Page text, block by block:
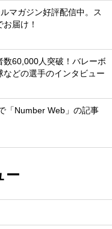
マガジン好評配信中。ス
届け！
数60,000人突破！バレーボ
どの選手のインタビュー
「Number Web」の記事
ー